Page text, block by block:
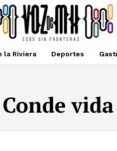
la Riviera Deportes